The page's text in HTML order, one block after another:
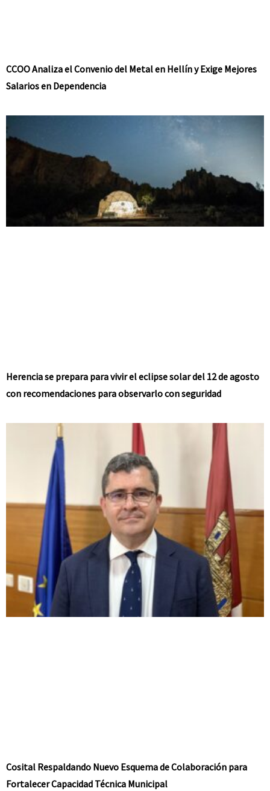
CCOO Analiza el Convenio del Metal en Hellín y Exige Mejores
Salarios en Dependencia
Herencia se prepara para vivir el eclipse solar del 12 de agosto
con recomendaciones para observarlo con seguridad
Cosital Respaldando Nuevo Esquema de Colaboración para
Fortalecer Capacidad Técnica Municipal